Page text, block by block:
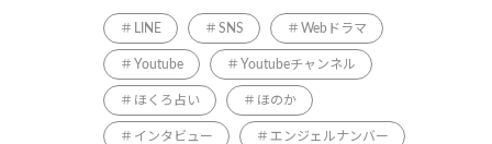
LINE SNS Webドラマ
Youtube Youtubeチャンネル
ほくろ占い ほのか
インタビュー エンジェルナンバー